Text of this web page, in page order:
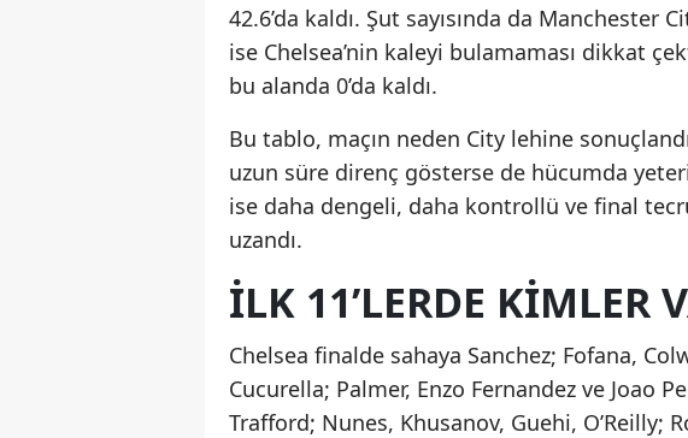
42.6’da kaldı. Şut sayısında da
ise Chelsea’nin kaleyi bulamaması dikkat
bu alanda 0’da kaldı.
Bu tablo, maçın neden City lehine
uzun süre direnç gösterse de hücumda
ise daha dengeli, daha kontrollü ve final
uzandı.
İLK 11’LERDE KIMLER
Chelsea finalde sahaya Sanchez; Fofana,
Cucurella; Palmer, Enzo Fernandez ve Joao
Trafford; Nunes, Khusanov, Guehi, O’Reilly;